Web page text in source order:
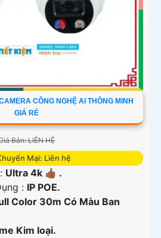
CÔNG NGHỆ AI THÔNG MINH
GIÁ RẺ
Bán: LIÊN HỆ
Mại: Liên hệ
Ultra 4k 👍🏾 .
: IP POE.
Color 30m Có Màu Ban
Kim loại.